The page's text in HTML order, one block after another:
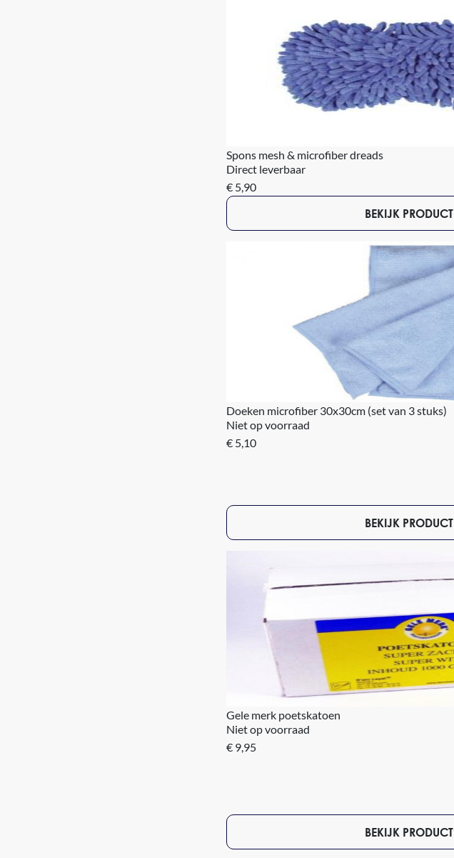
Spons mesh & microfiber dreads
Direct leverbaar
€ 5,90
BEKIJK PRODUCT
Doeken microfiber 30x30cm (set van 3 stuks)
Niet op voorraad
€ 5,10
BEKIJK PRODUCT
Gele merk poetskatoen
Niet op voorraad
€ 9,95
BEKIJK PRODUCT